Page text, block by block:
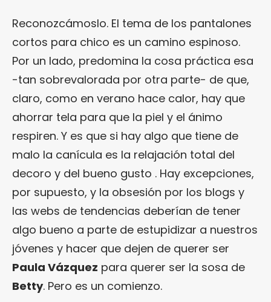
Reconozcámoslo. El tema de los pantalones
cortos para chico es un camino espinoso.
Por un lado, predomina la cosa práctica esa
-tan sobrevalorada por otra parte- de que,
claro, como en verano hace calor, hay que
ahorrar tela para que la piel y el ánimo
respiren. Y es que si hay algo que tiene de
malo la canícula es la relajación total del
decoro y del bueno gusto . Hay excepciones,
por supuesto, y la obsesión por los blogs y
las webs de tendencias deberían de tener
algo bueno a parte de estupidizar a nuestros
jóvenes y hacer que dejen de querer ser
Paula Vázquez para querer ser la sosa de
Betty. Pero es un comienzo.